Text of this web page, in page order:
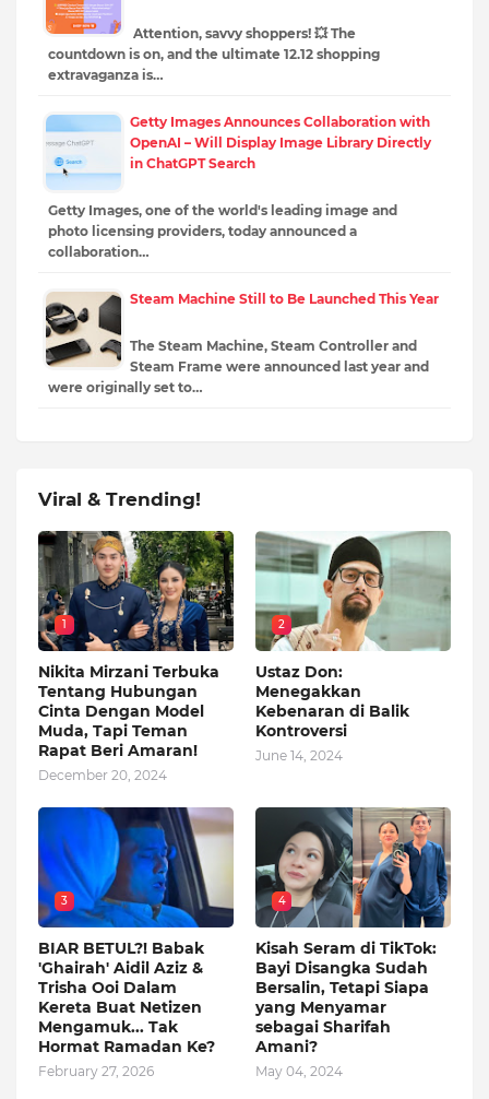
Attention, savvy shoppers! 💥 The
countdown is on, and the ultimate 12.12 shopping
extravaganza is…
Getty Images Announces Collaboration with
OpenAI – Will Display Image Library Directly
in ChatGPT Search
Getty Images, one of the world's leading image and
photo licensing providers, today announced a
collaboration…
Steam Machine Still to Be Launched This Year
The Steam Machine, Steam Controller and
Steam Frame were announced last year and
were originally set to…
Viral & Trending!
1
Nikita Mirzani Terbuka
Tentang Hubungan
Cinta Dengan Model
Muda, Tapi Teman
Rapat Beri Amaran!
December 20, 2024
2
Ustaz Don:
Menegakkan
Kebenaran di Balik
Kontroversi
June 14, 2024
3
BIAR BETUL?! Babak
'Ghairah' Aidil Aziz &
Trisha Ooi Dalam
Kereta Buat Netizen
Mengamuk... Tak
Hormat Ramadan Ke?
February 27, 2026
4
Kisah Seram di TikTok:
Bayi Disangka Sudah
Bersalin, Tetapi Siapa
yang Menyamar
sebagai Sharifah
Amani?
May 04, 2024